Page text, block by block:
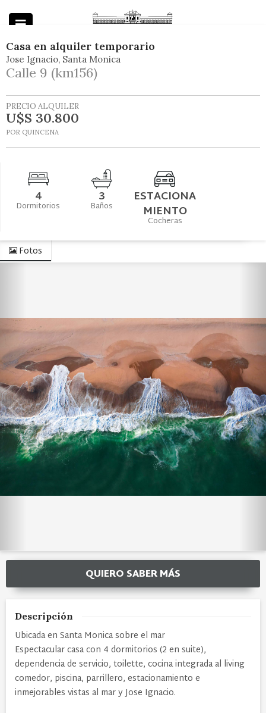
Casa en alquiler temporario
Jose Ignacio Santa Monica
Calle 9 (km156)
PRECIO ALQUILER
U$S 30.800
POR QUINCENA
4
Dormitorios 3
Baños ESTACIONA
MIENTO
Cocheras
Fotos
QUIERO SABER MÁS
Descripción
Ubicada en Santa Monica sobre el mar
Espectacular casa con 4 dormitorios (2 en suite),
dependencia de servicio, toilette, cocina integrada al living
comedor, piscina, parrillero, estacionamiento e
inmejorables vistas al mar y Jose Ignacio.